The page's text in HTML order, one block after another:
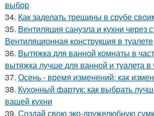
выбор
34. Как заделать трещины в срубе
35. Вентиляция санузла и кухни через
Вентиляционная конструкция в туалете
36. Вытяжка для ванной комнаты в
вытяжка лучше для ванной и туалета
37. Осень - время изменений: как
38. Кухонный фартук: как выбрать
вашей кухни
39. Создай свою эко-дружелюбную